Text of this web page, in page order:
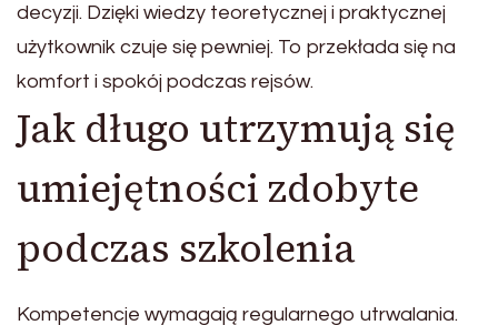
decyzji. Dzięki wiedzy teoretycznej i praktycznej
użytkownik czuje się pewniej. To przekłada się na
komfort i spokój podczas rejsów.
Jak długo utrzymują się
umiejętności zdobyte
podczas szkolenia
Kompetencje wymagają regularnego utrwalania.